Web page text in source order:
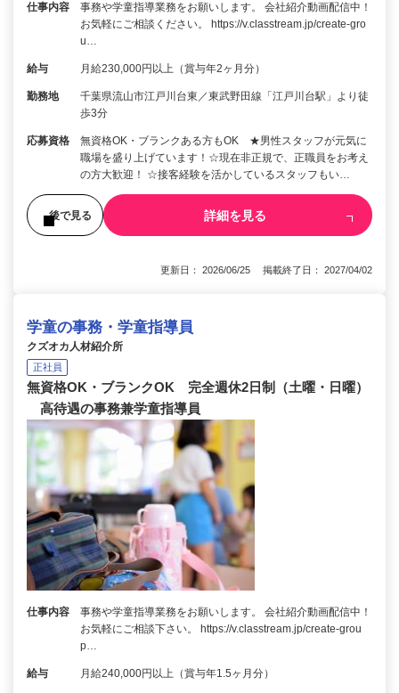
仕事内容
事務や学童指導業務をお願いします。 会社紹介動画配信中！
お気軽にご相談ください。 https://v.classtream.jp/create-gro
u…
給与 月給230,000円以上（賞与年2ヶ月分）
勤務地
千葉県流山市江戸川台東／東武野田線「江戸川台駅」より徒
歩3分
応募資格
無資格OK・ブランクある方もOK ★男性スタッフが元気に
職場を盛り上げています！☆現在非正規で、正職員をお考え
の方大歓迎！ ☆接客経験を活かしているスタッフもい…
後で見る 詳細を見る
更新日： 2026/06/25 掲載終了日： 2027/04/02
学童の事務・学童指導員
クズオカ人材紹介所
正社員
無資格OK・ブランクOK 完全週休2日制（土曜・日曜）
高待遇の事務兼学童指導員
仕事内容
事務や学童指導業務をお願いします。 会社紹介動画配信中！
お気軽にご相談下さい。 https://v.classtream.jp/create-grou
p…
給与 月給240,000円以上（賞与年1.5ヶ月分）